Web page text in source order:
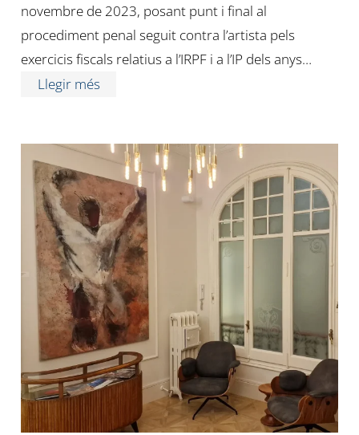
novembre de 2023, posant punt i final al
procediment penal seguit contra l’artista pels
exercicis fiscals relatius a l’IRPF i a l’IP dels anys…
Llegir més